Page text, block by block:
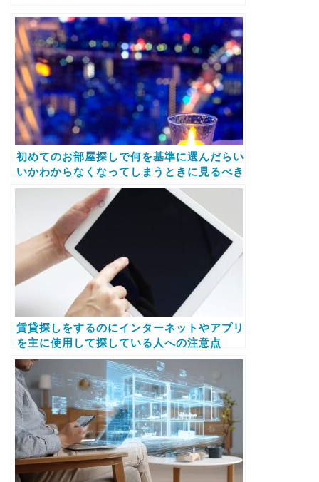
初めてのお部屋探しで何を基準に選んだらい
いかわからなくなってしまうときに見るべき
ポイント
賃貸探しをするのにインターネットやアプリ
を主に使用して探している人への注意点